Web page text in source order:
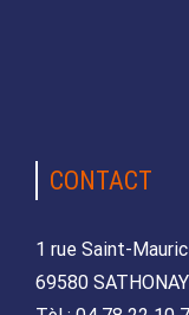
CONTACT
1 rue Saint-
69580